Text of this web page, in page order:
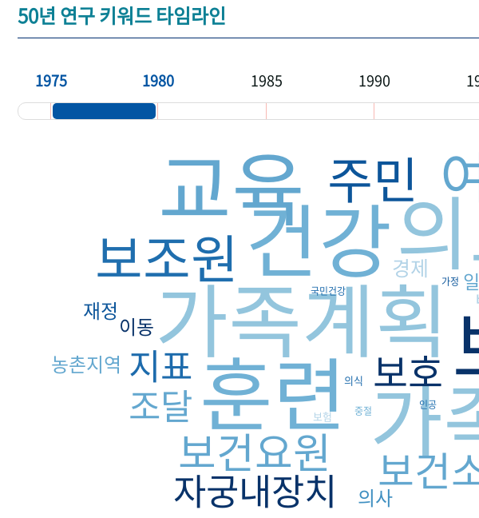
50년 연구 키워드 타임라인
1975 1980 1985 1990
가족계획
가
건강
교육
훈련
보조원
주민
보건요원 보건
보호
자궁내장치
지표
조달
경제
이동
재정
농촌지역
의사
보험
의식
가정
국민건강
인공
중절